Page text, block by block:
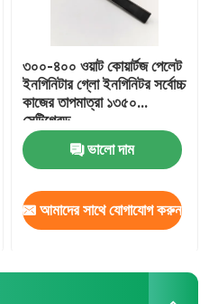
৩০০-৪০০ ওয়াট কোয়ার্টজ পেলেট
ইনগিনিটার গ্লো ইনগিনিটর সর্বোচ্চ
কাজের তাপমাত্রা ১৩৫০
সেন্টিগ্রেড
ভালো দাম
আমাদের সাথে যোগাযোগ করুন